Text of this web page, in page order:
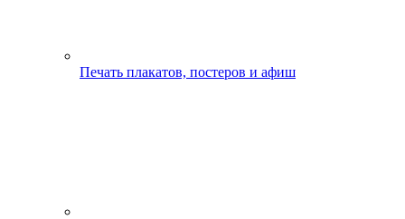
Печать плакатов, постеров и афиш